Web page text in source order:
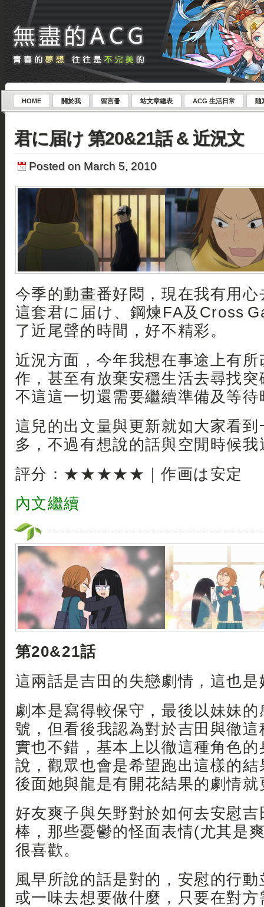
HOME 關於我 留言冊 站文章總表 ACG 生活日常 隨
君に届け 第20&21話 & 近況文
Posted on March 5, 2010
今季的動畫番好悶，現在我有用
這套君に届け、鋼煉FA及Cross
了近尾聲的時間，好不精彩。
近況方面，今年我想在事途上有
作，甚至有放棄安穩生活去尋找
不這這一切還需要繼續準備及等待
這兒的出文量與更新就如大家看
多，不過有想說的話與空閒時候
評分：★★★★★｜作画は安定
內文繼續
第20&21話
這兩話是吉田的失戀劇情，這也是
劇本是寫得較保守，最後以妹妹
號，但看後我認為對於吉田與徹
實也不錯，基本上以徹這種角色
說，觀眾也會是希望跑出這樣的
後面她與龍是有開花結果的劇情就
好友爽子與矢野對於如何去安慰
棒，那些憂鬱的怪面表情(尤其是
很喜歡。
風早所說的話是對的，安慰的行
或一味去想要做什麼，只要在對